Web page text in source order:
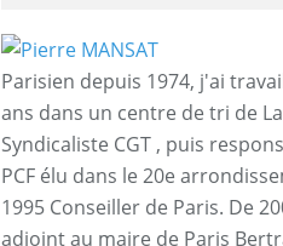
Parisien depuis 1974, j'ai
ans dans un centre de tri de
Syndicaliste CGT , puis
PCF élu dans le 20e
1995 Conseiller de Paris. De
adjoint au maire de Paris